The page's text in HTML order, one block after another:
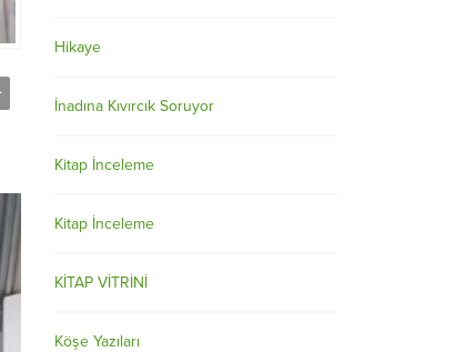
Hikaye
İnadına Kıvırcık Soruyor
Kitap İnceleme
Kitap İnceleme
KİTAP VİTRİNİ
Köşe Yazıları